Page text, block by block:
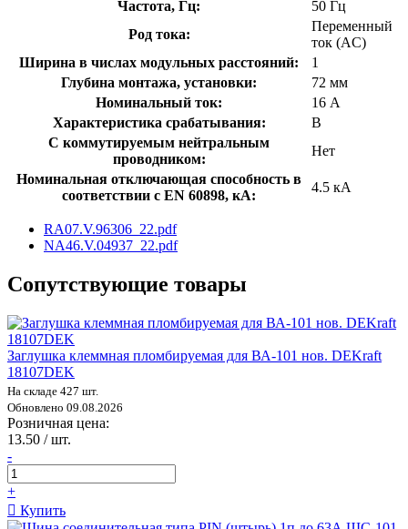
Частота, Гц:
50 Гц
Род тока:
Переменный
ток (AC)
Ширина в числах модульных расстояний:
1
Глубина монтажа, установки:
72 мм
Номинальный ток:
16 А
Характеристика срабатывания:
B
С коммутируемым нейтральным
проводником:
Нет
Номинальная отключающая способность в
соответствии с EN 60898, кА:
4.5 кА
RA07.V.96306_22.pdf
NA46.V.04937_22.pdf
Сопутствующие товары
Заглушка клеммная пломбируемая для ВА-101 нов. DEKraft
18107DEK
На складе 427 шт.
Обновлено 09.08.2026
Розничная цена:
13.50 / шт.
-
+
Купить